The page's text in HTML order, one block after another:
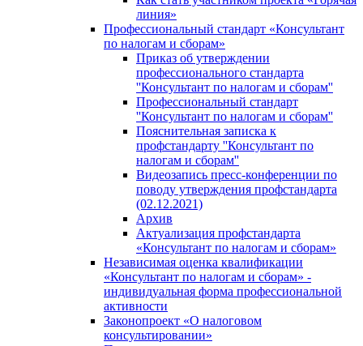
линия»
Профессиональный стандарт «Консультант
по налогам и сборам»
Приказ об утверждении
профессионального стандарта
''Консультант по налогам и сборам''
Профессиональный стандарт
''Консультант по налогам и сборам''
Пояснительная записка к
профстандарту ''Консультант по
налогам и сборам''
Видеозапись пресс-конференции по
поводу утверждения профстандарта
(02.12.2021)
Архив
Актуализация профстандарта
«Консультант по налогам и сборам»
Независимая оценка квалификации
«Консультант по налогам и сборам» -
индивидуальная форма профессиональной
активности
Законопроект «О налоговом
консультировании»